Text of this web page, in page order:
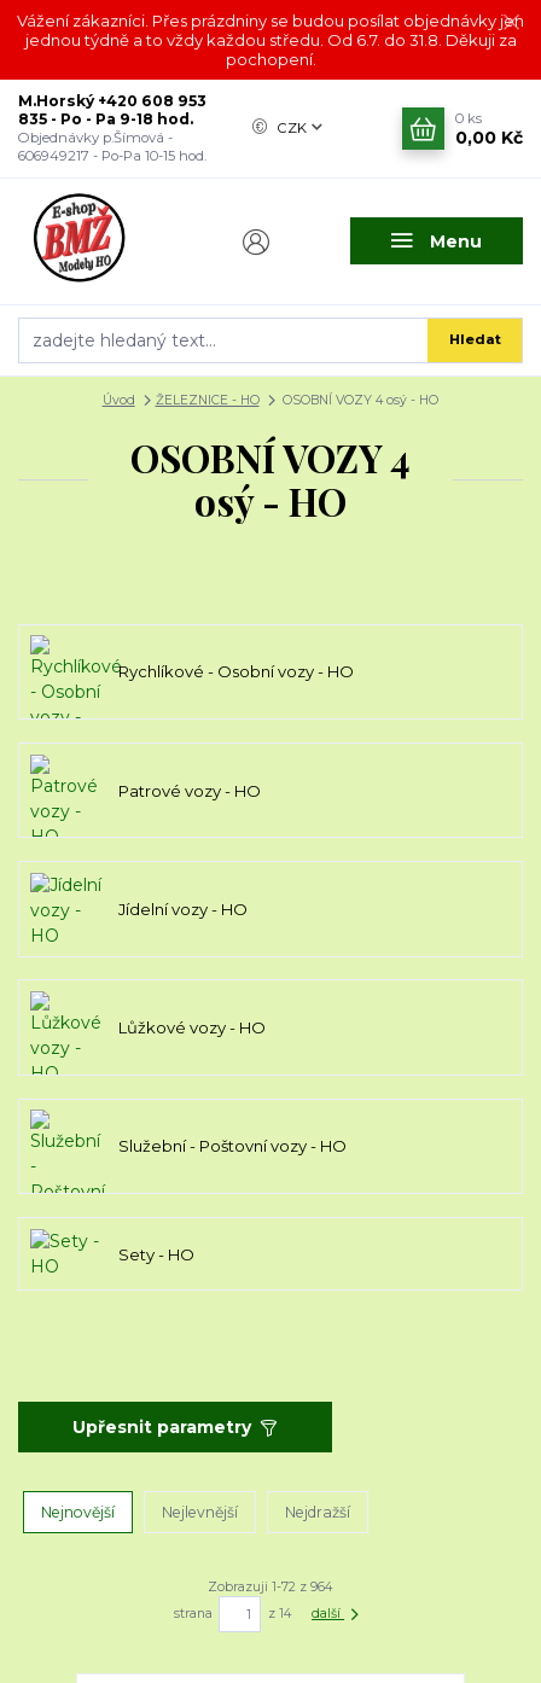
Vážení zákazníci. Přes prázdniny se budou posílat objednávky jen
jednou týdně a to vždy každou středu. Od 6.7. do 31.8. Děkuji za
pochopení.
Menu
CZK
Hledat
M.Horský +420 608 953
835 - Po - Pa 9-18 hod.
Objednávky p.Šímová -
606949217 - Po-Pa 10-15 hod.
0 ks
0,00 Kč
Úvod ŽELEZNICE - HO OSOBNÍ VOZY 4 osý - HO
OSOBNÍ VOZY 4
osý - HO
Rychlíkové - Osobní vozy - HO
Patrové vozy - HO
Jídelní vozy - HO
Lůžkové vozy - HO
Služební - Poštovní vozy - HO
Sety - HO
Upřesnit parametry
Nejnovější Nejlevnější Nejdražší
Zobrazuji 1-72 z 964
strana
z 14 další